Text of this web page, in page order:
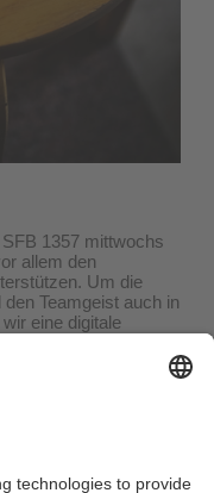
1357 mittwochs
allem den
Um die
Teamgeist auch in
eine digitale
digitale SFB 1357
Uhr.